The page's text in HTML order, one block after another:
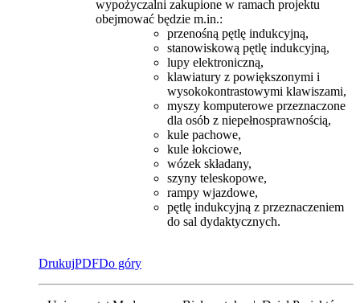
wypożyczalni zakupione w ramach projektu
obejmować będzie m.in.:
przenośną pętlę indukcyjną,
stanowiskową pętlę indukcyjną,
lupy elektroniczną,
klawiatury z powiększonymi i
wysokokontrastowymi klawiszami,
myszy komputerowe przeznaczone
dla osób z niepełnosprawnością,
kule pachowe,
kule łokciowe,
wózek składany,
szyny teleskopowe,
rampy wjazdowe,
pętlę indukcyjną z przeznaczeniem
do sal dydaktycznych.
DrukujPDFDo góry